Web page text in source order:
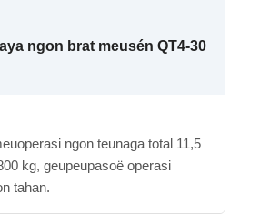
ngon brat meusén QT4-30
ngon teunaga total 11,5
kg, geupeupasoë operasi
tahan.